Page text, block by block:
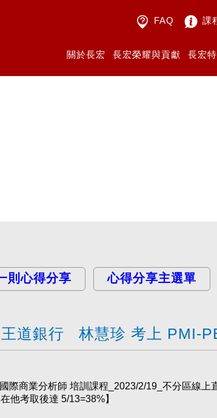
長宏
長宏榮耀與貢獻
關於長宏
課
FAQ
則心得分享 心得分享主選單
王道銀行 林慧珍 考上 PMI-
業分析師 培訓課程_2023/2/19_不分區線上
他考取後達 5/13=38%】